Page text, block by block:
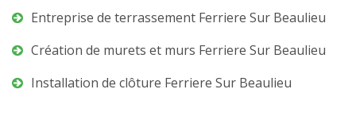
Entreprise de terrassement Ferriere Sur Beaulieu
Création de murets et murs Ferriere Sur Beaulieu
Installation de clôture Ferriere Sur Beaulieu